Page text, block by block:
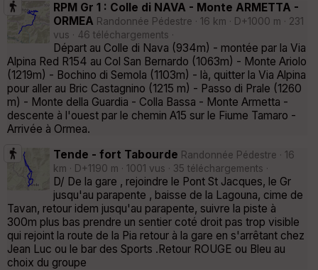
RPM Gr 1 : Colle di NAVA - Monte ARMETTA -
ORMEA Randonnée Pédestre · 16 km · D+1000 m · 231
vus · 46 téléchargements ·
Départ au Colle di Nava (934m) - montée par la Via
Alpina Red R154 au Col San Bernardo (1063m) - Monte Ariolo
(1219m) - Bochino di Semola (1103m) - là, quitter la Via Alpina
pour aller au Bric Castagnino (1215 m) - Passo di Prale (1260
m) - Monte della Guardia - Colla Bassa - Monte Armetta -
descente à l'ouest par le chemin A15 sur le Fiume Tamaro -
Arrivée à Ormea.
Tende - fort Tabourde Randonnée Pédestre · 16
km · D+1190 m · 1001 vus · 35 téléchargements ·
D/ De la gare , rejoindre le Pont St Jacques, le Gr
jusqu'au parapente , baisse de la Lagouna, cime de
Tavan, retour idem jusqu'au parapente, suivre la piste à
300m plus bas prendre un sentier coté droit pas trop visible
qui rejoint la route de la Pia retour à la gare en s'arrêtant chez
Jean Luc ou le bar des Sports .Retour ROUGE ou Bleu au
choix du groupe